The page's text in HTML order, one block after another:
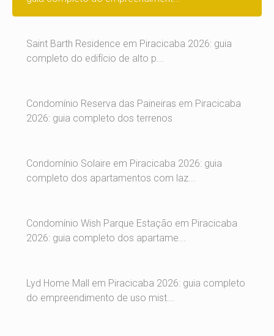
Saint Barth Residence em Piracicaba 2026: guia
completo do edifício de alto p...
Condomínio Reserva das Paineiras em Piracicaba
2026: guia completo dos terrenos
Condomínio Solaire em Piracicaba 2026: guia
completo dos apartamentos com laz...
Condomínio Wish Parque Estação em Piracicaba
2026: guia completo dos apartame...
Lyd Home Mall em Piracicaba 2026: guia completo
do empreendimento de uso mist...